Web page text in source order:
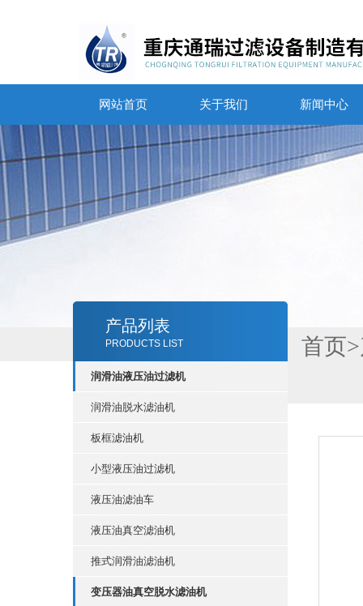
网站首页 关于我们 新闻中心
产品列表
PRODUCTS LIST
润滑油液压油过滤机
润滑油脱水滤油机
板框滤油机
小型液压油过滤机
液压油滤油车
液压油真空滤油机
推式润滑油滤油机
变压器油真空脱水滤油机
首页>